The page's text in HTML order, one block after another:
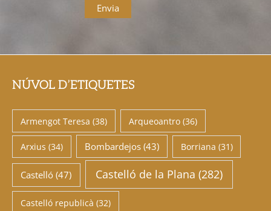
NÚVOL D’ETIQUETES
Armengot Teresa (38) Arqueoantro(36)
Arxius (34) Bombardejos(43) Borriana (31)
Castelló (47) Castelló de la Plana (282)
Castelló republicà (32)